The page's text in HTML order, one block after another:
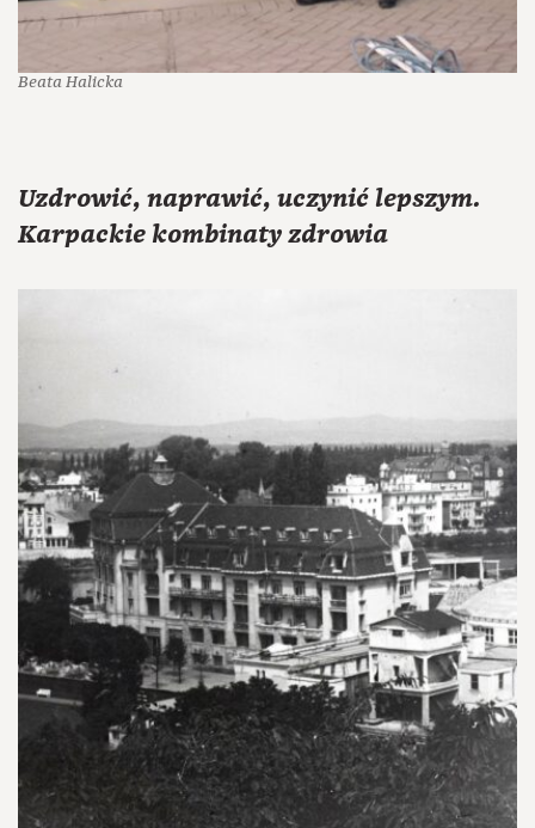
Beata Halicka
Uzdrowić, naprawić, uczynić lepszym.
Karpackie kombinaty zdrowia